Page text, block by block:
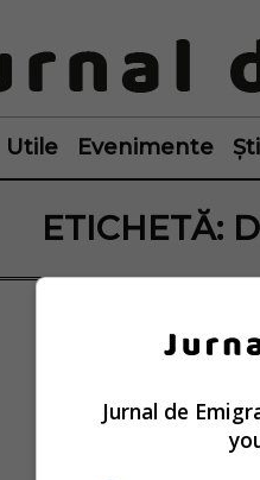
Utile Evenimente
ETICHETĂ:
Jurnal de